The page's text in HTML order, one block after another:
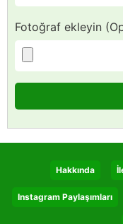
Fotoğraf ekleyin
Hakkında
Instagram Paylaşımları